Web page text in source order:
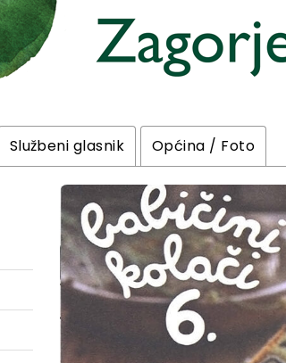
Službeni glasnik Općina / Foto